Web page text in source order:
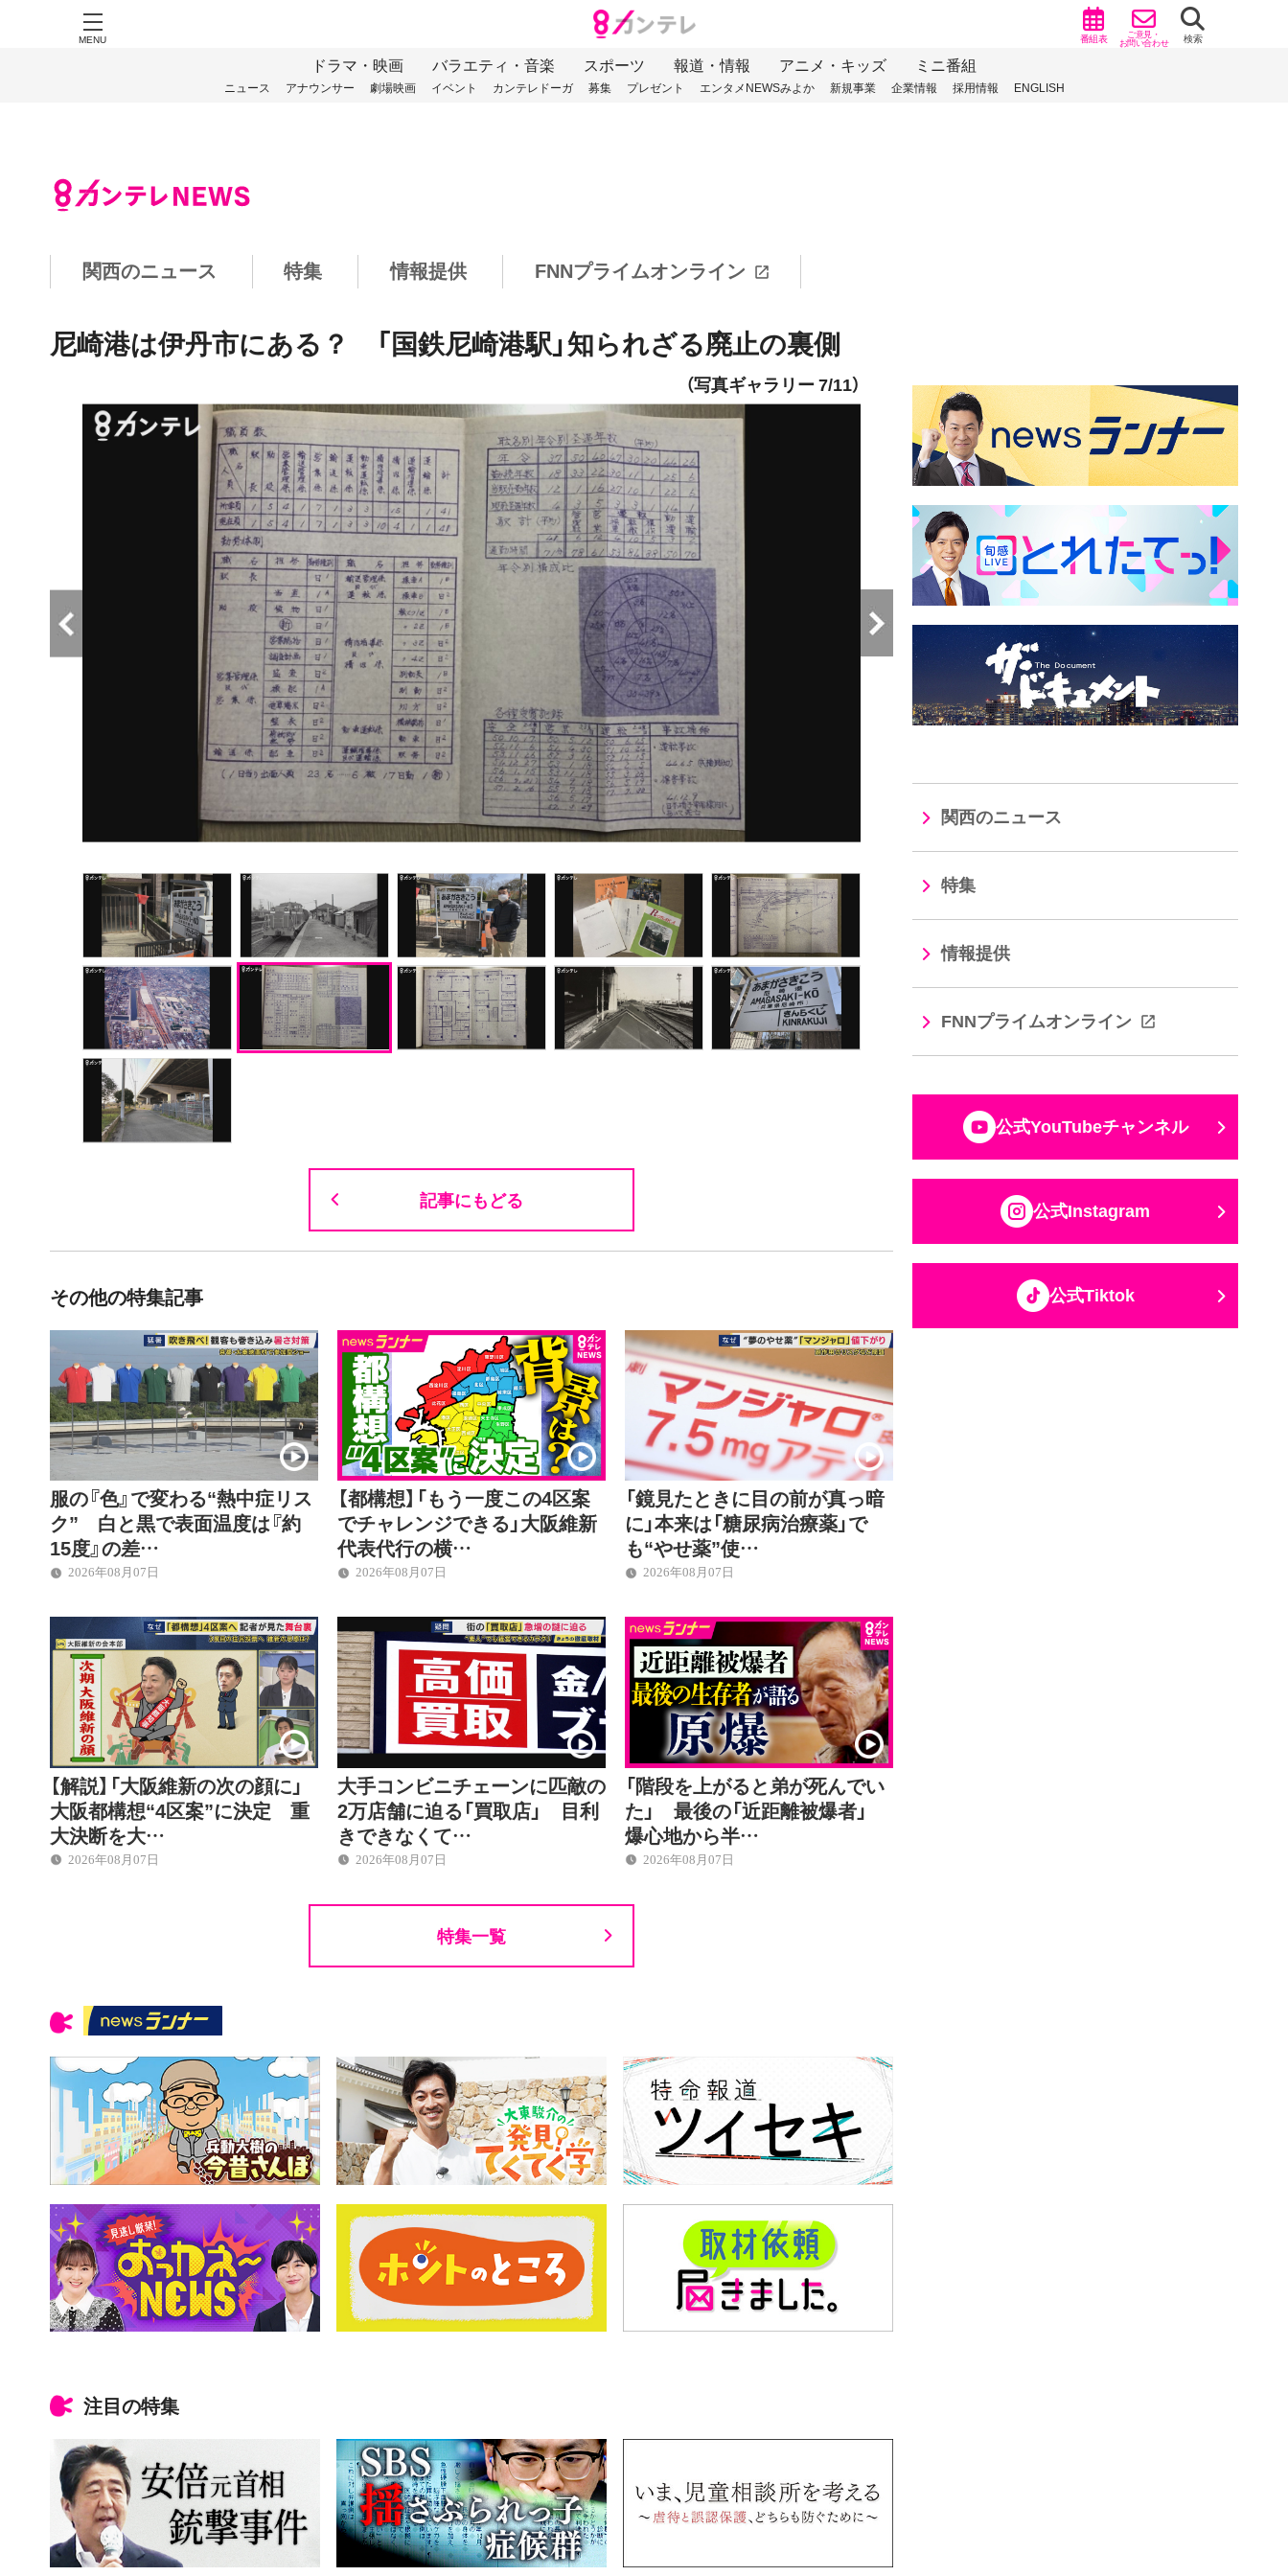
MENU 番組表 ご意見・
お問い合わせ 検索
ドラマ・映画 バラエティ・音楽 スポーツ 報道・情報 アニメ・キッズ ミニ番組
ニュース アナウンサー 劇場映画 イベント カンテレドーガ 募集 プレゼント エンタメNEWSみよか 新規事業 企業情報 採用情報 ENGLISH
関西のニュース 特集 情報提供 FNNプライムオンライン
尼崎港は伊丹市にある？ 「国鉄尼崎港駅」知られざる廃止の裏側
（写真ギャラリー 7/11）
記事にもどる
その他の特集記事
服の『色』で変わる“熱中症リス
ク” 白と黒で表面温度は『約
15度』の差…
2026年08月07日
【都構想】「もう一度この4区案
でチャレンジできる」大阪維新
代表代行の横…
2026年08月07日
「鏡見たときに目の前が真っ暗
に」本来は「糖尿病治療薬」で
も“やせ薬”使…
2026年08月07日
【解説】「大阪維新の次の顔に」
大阪都構想“4区案”に決定 重
大決断を大…
2026年08月07日
大手コンビニチェーンに匹敵の
2万店舗に迫る「買取店」 目利
きできなくて…
2026年08月07日
「階段を上がると弟が死んでい
た」 最後の「近距離被爆者」
爆心地から半…
2026年08月07日
特集一覧
注目の特集
関西のニュース
特集
情報提供
FNNプライムオンライン
公式YouTubeチャンネル
公式Instagram
公式Tiktok